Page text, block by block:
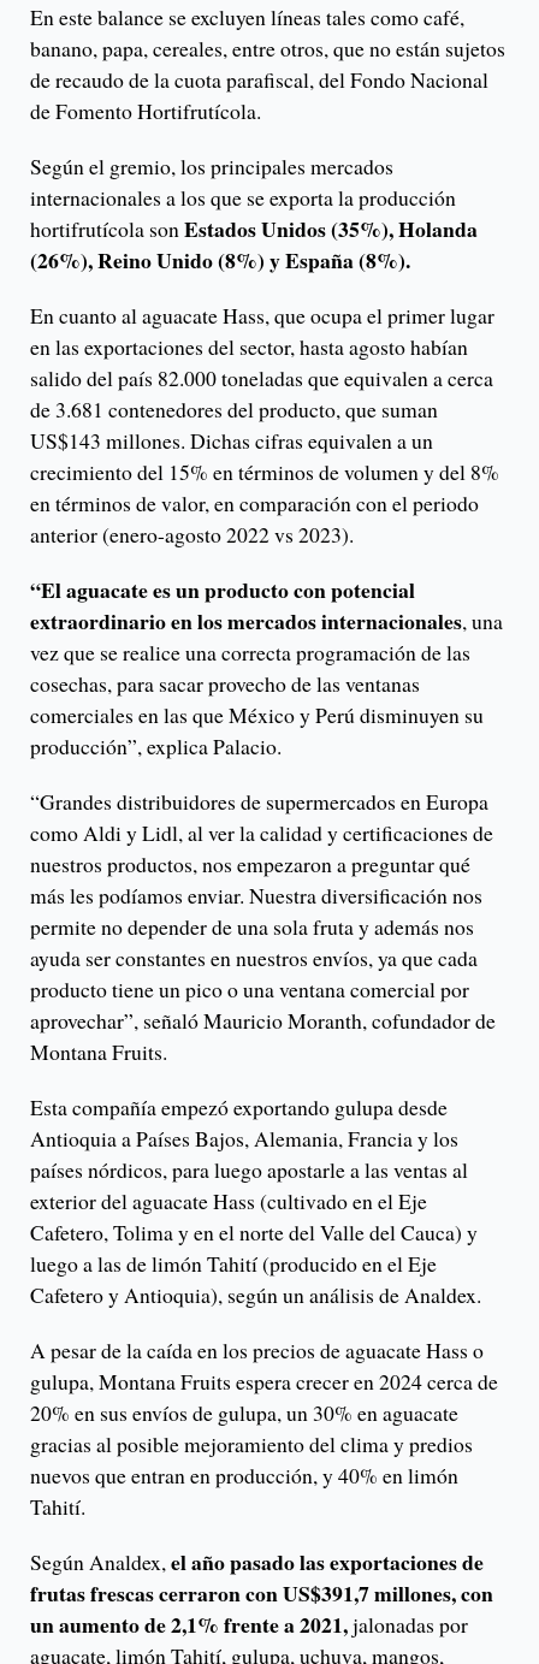
En este balance se excluyen líneas tales como café,
banano, papa, cereales, entre otros, que no están sujetos
de recaudo de la cuota parafiscal, del Fondo Nacional
de Fomento Hortifrutícola.
Según el gremio, los principales mercados
internacionales a los que se exporta la producción
hortifrutícola sonEstados Unidos (35%), Holanda
(26%), Reino Unido (8%) y España (8%).
En cuanto al aguacate Hass, que ocupa el primer lugar
en las exportaciones del sector, hasta agosto habían
salido del país 82.000 toneladas que equivalen a cerca
de 3.681 contenedores del producto, que suman
US$143 millones. Dichas cifras equivalen a un
crecimiento del 15% en términos de volumen y del 8%
en términos de valor, en comparación con el periodo
anterior (enero-agosto 2022 vs 2023).
“El aguacate es un producto con potencial
extraordinario en los mercados internacionales, una
vez que se realice una correcta programación de las
cosechas, para sacar provecho de las ventanas
comerciales en las que México y Perú disminuyen su
producción”, explica Palacio.
“Grandes distribuidores de supermercados en Europa
como Aldi y Lidl, al ver la calidad y certificaciones de
nuestros productos, nos empezaron a preguntar qué
más les podíamos enviar. Nuestra diversificación nos
permite no depender de una sola fruta y además nos
ayuda ser constantes en nuestros envíos, ya que cada
producto tiene un pico o una ventana comercial por
aprovechar”, señaló Mauricio Moranth, cofundador de
Montana Fruits.
Esta compañía empezó exportando gulupa desde
Antioquia a Países Bajos, Alemania, Francia y los
países nórdicos, para luego apostarle a las ventas al
exterior del aguacate Hass (cultivado en el Eje
Cafetero, Tolima y en el norte del Valle del Cauca) y
luego a las de limón Tahití (producido en el Eje
Cafetero y Antioquia), según un análisis de Analdex.
A pesar de la caída en los precios de aguacate Hass o
gulupa, Montana Fruits espera crecer en 2024 cerca de
20% en sus envíos de gulupa, un 30% en aguacate
gracias al posible mejoramiento del clima y predios
nuevos que entran en producción, y 40% en limón
Tahití.
Según Analdex,el año pasado las exportaciones de
frutas frescas cerraron con US$391,7 millones, con
un aumento de 2,1% frente a 2021,jalonadas por
aguacate, limón Tahití, gulupa, uchuva, mangos,